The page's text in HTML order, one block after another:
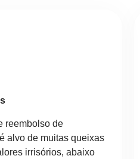
reembolso de
alvo de muitas queixas
irrisórios, abaixo